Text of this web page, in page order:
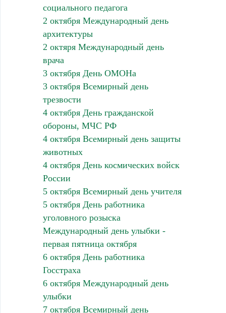
социального педагога
2 октября Международный день
архитектуры
2 октяря Международный день
врача
3 октября День ОМОНа
3 октября Всемирный день
трезвости
4 октября День гражданской
обороны, МЧС РФ
4 октября Всемирный день защиты
животных
4 октября День космических войск
России
5 октября Всемирный день учителя
5 октября День работника
уголовного розыска
Международный день улыбки -
первая пятница октября
6 октября День работника
Госстраха
6 октября Международный день
улыбки
7 октября Всемирный день